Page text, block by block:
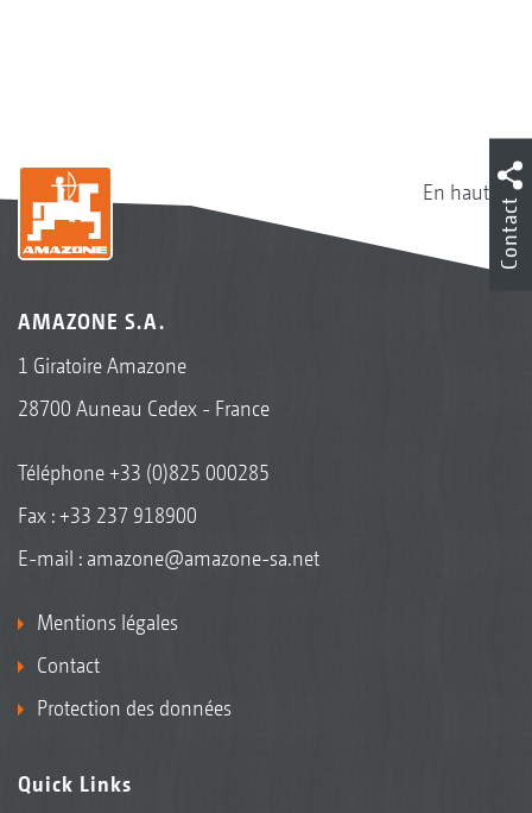
En haut
AMAZONE S.A.
1 Giratoire Amazone
28700 Auneau Cedex - France
Téléphone+33 (0)825 000285
Fax : +33 237 918900
E-mail : amazone@amazone-sa.net
Mentions légales
Contact
Protection des données
Quick Links
Contact